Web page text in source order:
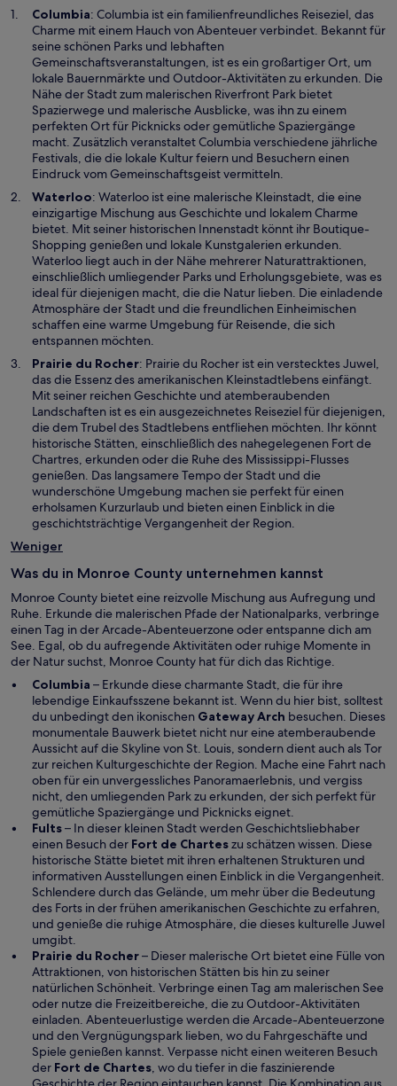
e
ö
f
n
e
t
ColumbiaW
i
r
d
i
n
e
i
n
e
m
e
u
e
n
F
e
n
s
t
e
r
g
e
ö
f
f
n
e
t
: Columbia ist ein familienfreundliches Reiseziel, das
Charme mit einem Hauch von Abenteuer verbindet. Bekannt für
seine schönen Parks und lebhaften
Gemeinschaftsveranstaltungen, ist es ein großartiger Ort, um
lokale Bauernmärkte und Outdoor-Aktivitäten zu erkunden. Die
Nähe der Stadt zum malerischen Riverfront Park bietet
Spazierwege und malerische Ausblicke, was ihn zu einem
perfekten Ort für Picknicks oder gemütliche Spaziergänge
macht. Zusätzlich veranstaltet Columbia verschiedene jährliche
Festivals, die die lokale Kultur feiern und Besuchern einen
Eindruck vom Gemeinschaftsgeist vermitteln.
WaterlooW
i
r
d
i
n
e
i
n
e
m
n
e
u
e
n
F
e
n
s
t
e
e
ö
f
f
n
e
: Waterloo ist eine malerische Kleinstadt, die eine
einzigartige Mischung aus Geschichte und lokalem Charme
bietet. Mit seiner historischen Innenstadt könnt ihr Boutique-
Shopping genießen und lokale Kunstgalerien erkunden.
Waterloo liegt auch in der Nähe mehrerer Naturattraktionen,
einschließlich umliegender Parks und Erholungsgebiete, was es
ideal für diejenigen macht, die die Natur lieben. Die einladende
Atmosphäre der Stadt und die freundlichen Einheimischen
schaffen eine warme Umgebung für Reisende, die sich
entspannen möchten.
Prairie du RocherW
i
r
d
i
n
e
i
n
e
m
u
n
F
e
n
s
t
e
r
g
e
ö
f
f
n
e
t
: Prairie du Rocher ist ein verstecktes Juwel,
das die Essenz des amerikanischen Kleinstadtlebens einfängt.
Mit seiner reichen Geschichte und atemberaubenden
Landschaften ist es ein ausgezeichnetes Reiseziel für diejenigen,
die dem Trubel des Stadtlebens entfliehen möchten. Ihr könnt
historische Stätten, einschließlich des nahegelegenen Fort de
Chartres, erkunden oder die Ruhe des Mississippi-Flusses
genießen. Das langsamere Tempo der Stadt und die
wunderschöne Umgebung machen sie perfekt für einen
erholsamen Kurzurlaub und bieten einen Einblick in die
geschichtsträchtige Vergangenheit der Region.
Weniger
Was du in Monroe County unternehmen kannst
Monroe County bietet eine reizvolle Mischung aus Aufregung und
Ruhe. Erkunde die malerischen Pfade der Nationalparks, verbringe
einen Tag in der Arcade-Abenteuerzone oder entspanne dich am
See. Egal, ob du aufregende Aktivitäten oder ruhige Momente in
der Natur suchst, Monroe County hat für dich das Richtige.
Columbia – Erkunde diese charmante Stadt, die für ihre
lebendige Einkaufsszene bekannt ist. Wenn du hier bist, solltest
du unbedingt den ikonischen Gateway Arch W
i
r
d
i
n
e
i
n
e
m
n
e
u
n
F
e
n
s
t
e
r
g
besuchen. Dieses
monumentale Bauwerk bietet nicht nur eine atemberaubende
Aussicht auf die Skyline von St. Louis, sondern dient auch als Tor
zur reichen Kulturgeschichte der Region. Mache eine Fahrt nach
oben für ein unvergessliches Panoramaerlebnis, und vergiss
nicht, den umliegenden Park zu erkunden, der sich perfekt für
gemütliche Spaziergänge und Picknicks eignet.
Fults– In dieser kleinen Stadt werden Geschichtsliebhaber
einen Besuch der Fort de ChartesW
i
r
d
i
n
i
n
e
m
n
e
u
e
n
zu schätzen wissen. Diese
historische Stätte bietet mit ihren erhaltenen Strukturen und
informativen Ausstellungen einen Einblick in die Vergangenheit.
Schlendere durch das Gelände, um mehr über die Bedeutung
des Forts in der frühen amerikanischen Geschichte zu erfahren,
und genieße die ruhige Atmosphäre, die dieses kulturelle Juwel
umgibt.
Prairie du Rocher– Dieser malerische Ort bietet eine Fülle von
Attraktionen, von historischen Stätten bis hin zu seiner
natürlichen Schönheit. Verbringe einen Tag am malerischen See
oder nutze die Freizeitbereiche, die zu Outdoor-Aktivitäten
einladen. Abenteuerlustige werden die Arcade-Abenteuerzone
und den Vergnügungspark lieben, wo du Fahrgeschäfte und
Spiele genießen kannst. Verpasse nicht einen weiteren Besuch
der Fort de ChartesW
i
, wo du tiefer in die faszinierende